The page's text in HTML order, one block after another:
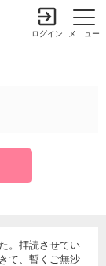
メニュー
ログイン
。拝読させてい
て、暫くご無沙